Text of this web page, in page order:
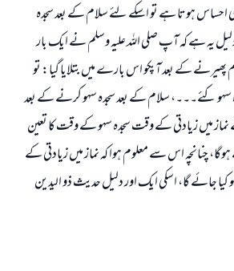
ہوتا ہے تو اسکے لئے سلام کے بعد سجدہ
یہ ہے کہ آپ صلی اللہ علیہ وسلم نے ایک بار
پھیرنے کے بعد آپکو اس بارے میں بتلایا گیا: تو
کئے۔۔۔، سلام کے بعد سجدہ سہو کرنے کے بعد
میں زیادتی کے وقت سجدہ سہو کے وقت کا تعین
چنانچہ اس سے معلوم ہوا کہ نماز میں زیادتی کے
جائے گا، اسکی ایک اور دلیل حدیث ذو الیدین